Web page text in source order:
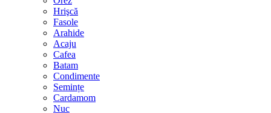
Hrişcă
Fasole
Arahide
Acaju
Cafea
Batam
Condimente
Semințe
Cardamom
Nuc